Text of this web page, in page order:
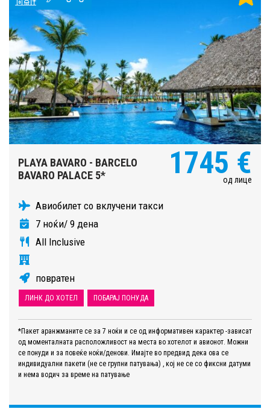
PLAYA BAVARO - BARCELO
BAVARO PALACE 5*
1745 €
од лице
Авиобилет со вклучени такси
7 ноќи/ 9 дена
All Inclusive
повратен
ЛИНК ДО ХОТЕЛ ПОБАРАЈ ПОНУДА
*Пакет аранжманите се за 7 ноќи и се од информативен карактер -зависат
од моменталната расположливост на места во хотелот и авионот. Можни
се понуди и за повеќе ноќи/денови. Имајте во предвид дека ова се
индивидуални пакети (не се групни патувања) , кој не се со фиксни датуми
и нема водич за време на патување